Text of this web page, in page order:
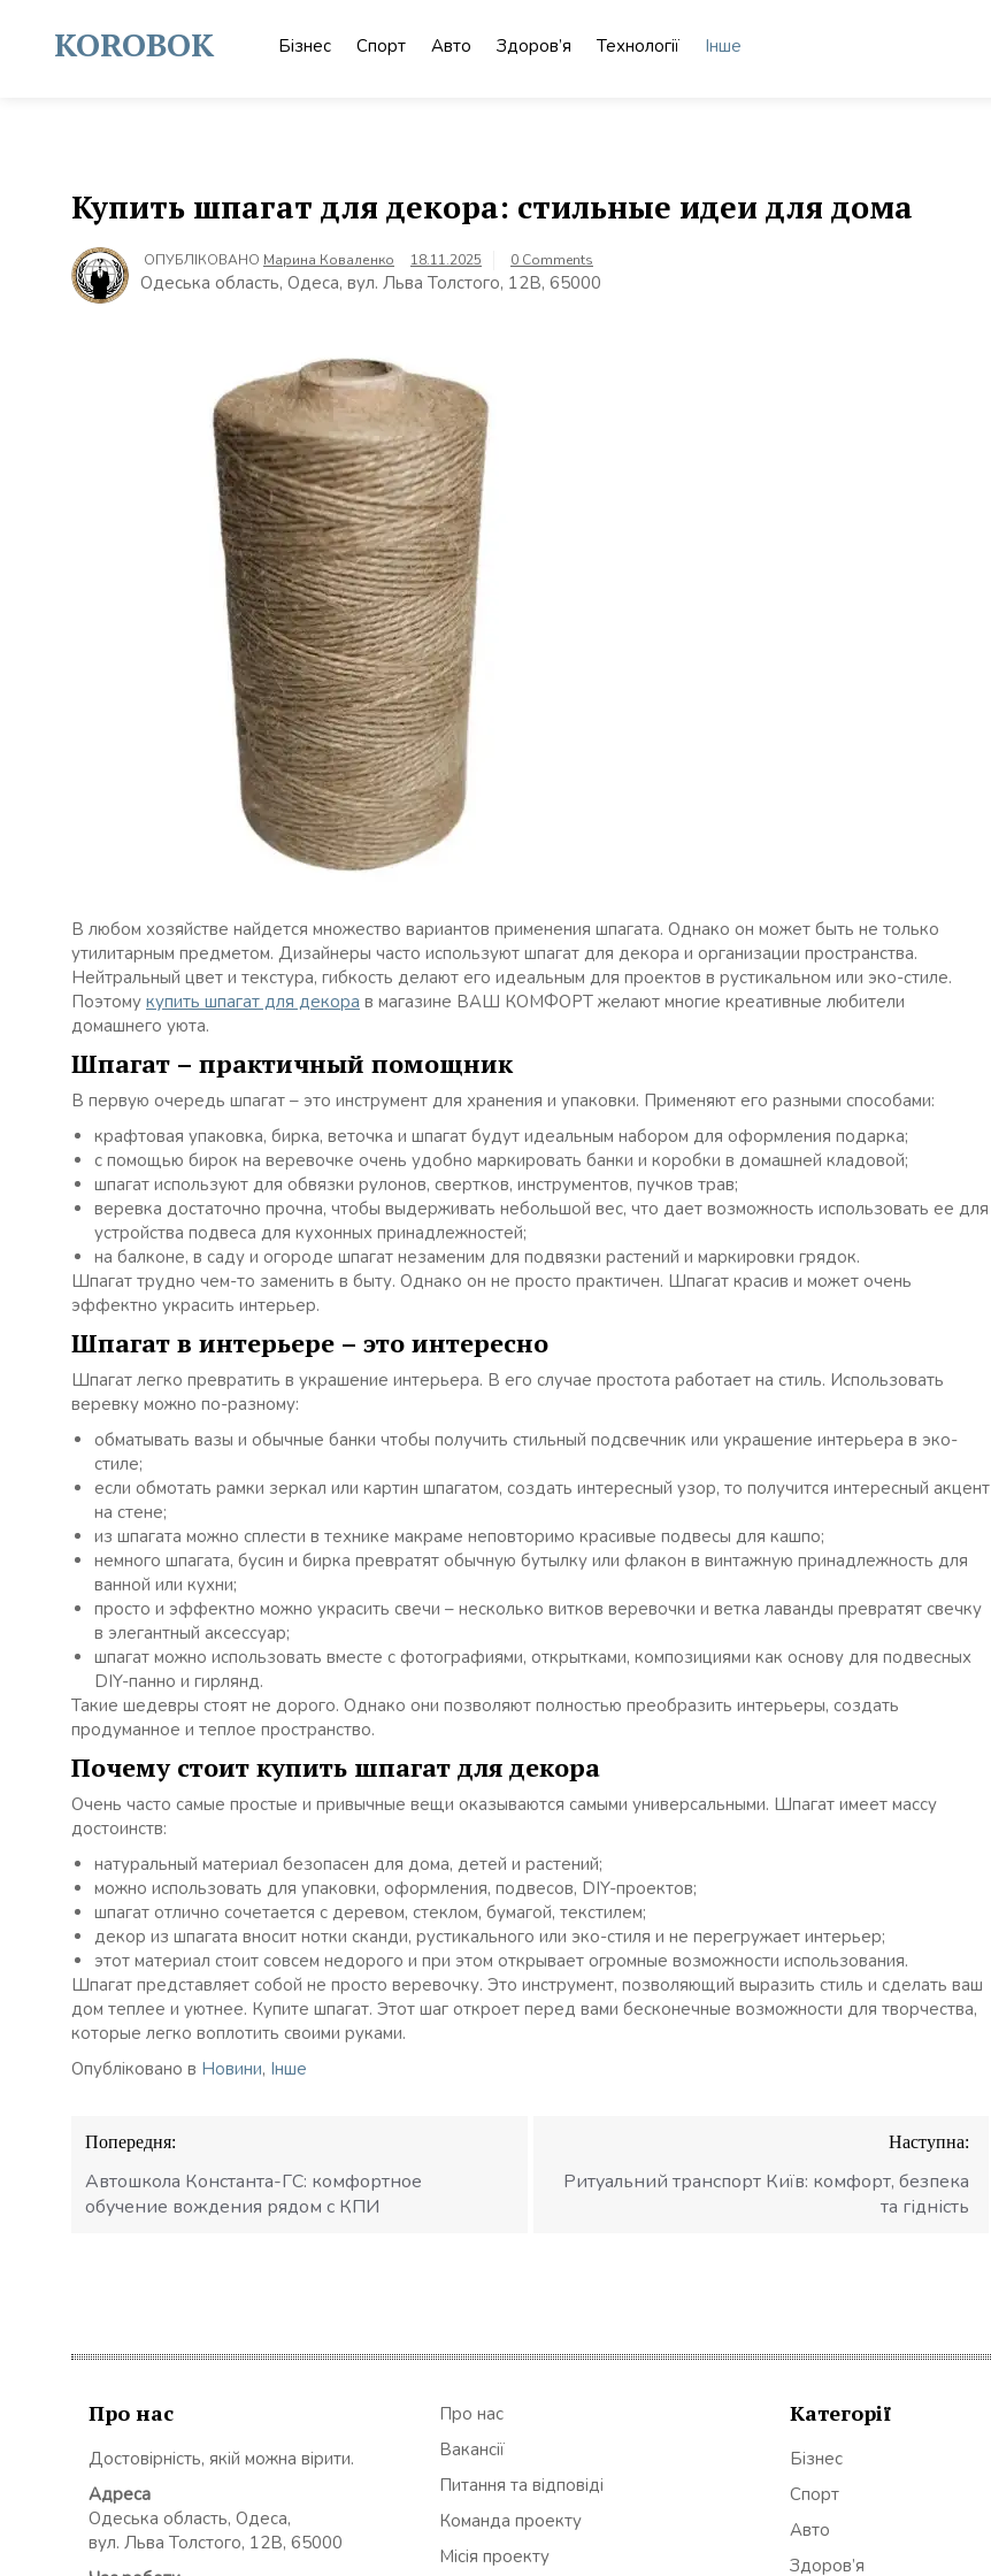
contentKOROBOK Бізнес Спорт Авто Здоров’я Технології Інше
Купить шпагат для декора: стильные идеи для дома
ОПУБЛІКОВАНО Марина Коваленко 18.11.2025 0 Comments
Одеська область, Одеса, вул. Льва Толстого, 12В, 65000
В любом хозяйстве найдется множество вариантов применения шпагата. Однако он может быть не только
утилитарным предметом. Дизайнеры часто используют шпагат для декора и организации пространства.
Нейтральный цвет и текстура, гибкость делают его идеальным для проектов в рустикальном или эко-стиле.
Поэтому купить шпагат для декора в магазине ВАШ КОМФОРТ желают многие креативные любители
домашнего уюта.
Шпагат – практичный помощник
В первую очередь шпагат – это инструмент для хранения и упаковки. Применяют его разными способами:
крафтовая упаковка, бирка, веточка и шпагат будут идеальным набором для оформления подарка;
с помощью бирок на веревочке очень удобно маркировать банки и коробки в домашней кладовой;
шпагат используют для обвязки рулонов, свертков, инструментов, пучков трав;
веревка достаточно прочна, чтобы выдерживать небольшой вес, что дает возможность использовать ее для
устройства подвеса для кухонных принадлежностей;
на балконе, в саду и огороде шпагат незаменим для подвязки растений и маркировки грядок.
Шпагат трудно чем-то заменить в быту. Однако он не просто практичен. Шпагат красив и может очень
эффектно украсить интерьер.
Шпагат в интерьере – это интересно
Шпагат легко превратить в украшение интерьера. В его случае простота работает на стиль. Использовать
веревку можно по-разному:
обматывать вазы и обычные банки чтобы получить стильный подсвечник или украшение интерьера в эко-
стиле;
если обмотать рамки зеркал или картин шпагатом, создать интересный узор, то получится интересный акцент
на стене;
из шпагата можно сплести в технике макраме неповторимо красивые подвесы для кашпо;
немного шпагата, бусин и бирка превратят обычную бутылку или флакон в винтажную принадлежность для
ванной или кухни;
просто и эффектно можно украсить свечи – несколько витков веревочки и ветка лаванды превратят свечку
в элегантный аксессуар;
шпагат можно использовать вместе с фотографиями, открытками, композициями как основу для подвесных
DIY-панно и гирлянд.
Такие шедевры стоят не дорого. Однако они позволяют полностью преобразить интерьеры, создать
продуманное и теплое пространство.
Почему стоит купить шпагат для декора
Очень часто самые простые и привычные вещи оказываются самыми универсальными. Шпагат имеет массу
достоинств:
натуральный материал безопасен для дома, детей и растений;
можно использовать для упаковки, оформления, подвесов, DIY-проектов;
шпагат отлично сочетается с деревом, стеклом, бумагой, текстилем;
декор из шпагата вносит нотки сканди, рустикального или эко-стиля и не перегружает интерьер;
этот материал стоит совсем недорого и при этом открывает огромные возможности использования.
Шпагат представляет собой не просто веревочку. Это инструмент, позволяющий выразить стиль и сделать ваш
дом теплее и уютнее. Купите шпагат. Этот шаг откроет перед вами бесконечные возможности для творчества,
которые легко воплотить своими руками.
Опубліковано в Новини, Інше
Навігація
записів
Попередня:
Автошкола Константа-ГС: комфортное
обучение вождения рядом с КПИ
Наступна:
Ритуальний транспорт Київ: комфорт, безпека
та гідність
Про нас
Достовірність, якій можна вірити.
Адреса
Одеська область, Одеса,
вул. Льва Толстого, 12В, 65000
Про нас
Вакансії
Питання та відповіді
Команда проекту
Місія проекту
Категорії
Бізнес
Спорт
Авто
Здоров’я